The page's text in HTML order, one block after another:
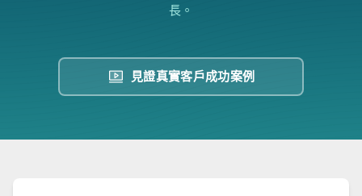
長。
見證真實客戶成功案例